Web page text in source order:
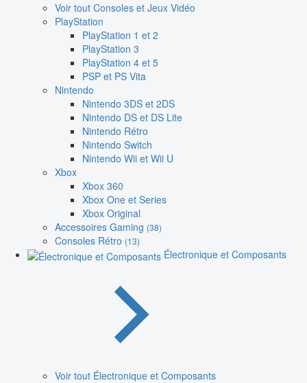
Voir tout Consoles et Jeux Vidéo
PlayStation
PlayStation 1 et 2
PlayStation 3
PlayStation 4 et 5
PSP et PS Vita
Nintendo
Nintendo 3DS et 2DS
Nintendo DS et DS Lite
Nintendo Rétro
Nintendo Switch
Nintendo Wii et Wii U
Xbox
Xbox 360
Xbox One et Series
Xbox Original
Accessoires Gaming (38)
Consoles Rétro (13)
Électronique et Composants
Voir tout Électronique et Composants